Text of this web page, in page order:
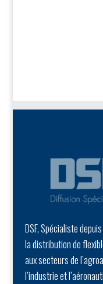
DSF, Spécialiste
la distribution de
aux secteurs de
l’industrie et